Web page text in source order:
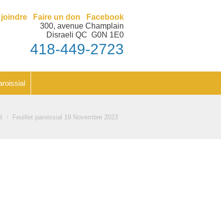
joindre Faire un don
Facebook
300, avenue Champlain
Disraeli QC G0N 1E0
418-449-2723
ici :Feuillet paroissial 19 Novembre 2023
Feuillet paroissial